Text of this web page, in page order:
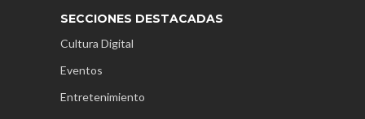
SECCIONES DESTACADAS
Cultura Digital
Eventos
Entretenimiento